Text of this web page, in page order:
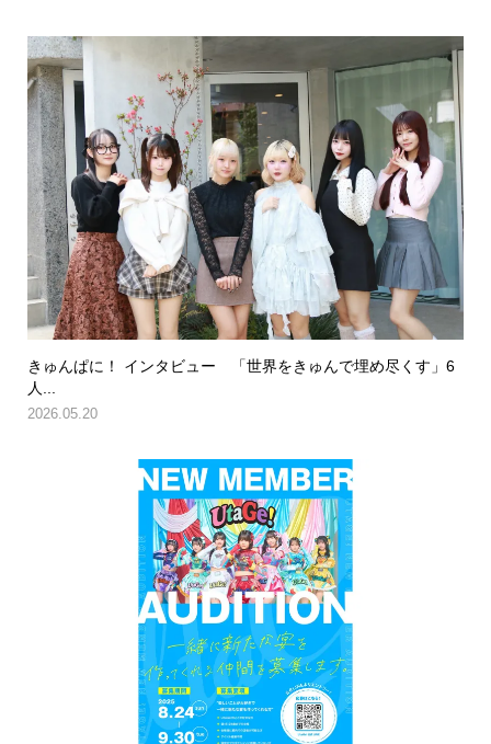
きゅんぱに！ インタビュー 「世界をきゅんで埋め尽くす」6
人...
2026.05.20